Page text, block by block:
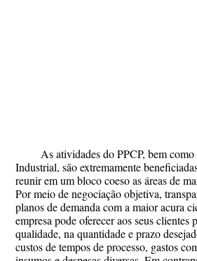
As atividades do PPCP, bem como
Industrial, são extremamente
reunir em um bloco coeso as áreas de
Por meio de negociação objetiva,
planos de demanda com a maior acura
empresa pode oferecer aos seus clientes
qualidade, na quantidade e prazo
custos de tempos de processo, gastos